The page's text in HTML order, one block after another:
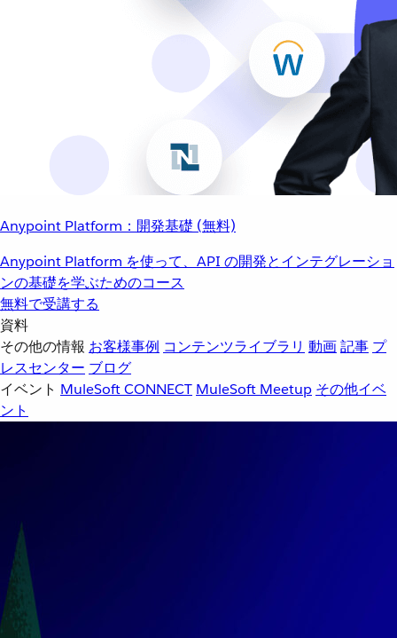
Anypoint Platform：開発基礎 (無料)
Anypoint Platform を使って、API の開発とインテグレーショ
ンの基礎を学ぶためのコース
無料で受講する
資料
その他の情報 お客様事例 コンテンツライブラリ 動画記事 プ
レスセンター ブログ
イベント MuleSoft CONNECT MuleSoft Meetup その他イベ
ント